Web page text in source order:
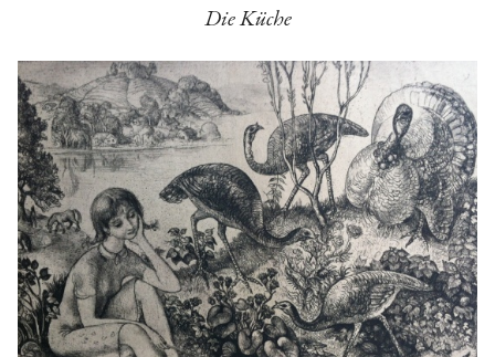
Die Küche